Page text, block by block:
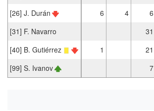
[26] J. Durán
6 4 6
[31] F. Navarro
31
[40] B. Gutiérrez
1 21
[99] S. Ivanov
7